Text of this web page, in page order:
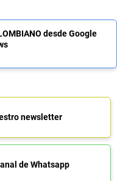
desde Google
newsletter
de Whatsapp